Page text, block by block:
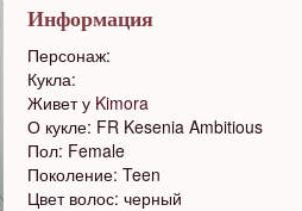
Информация
Персонаж:
Кукла:
Живет у Kimora
О кукле: FR Kesenia Ambitious
Пол: Female
Поколение: Teen
Цвет волос: черный